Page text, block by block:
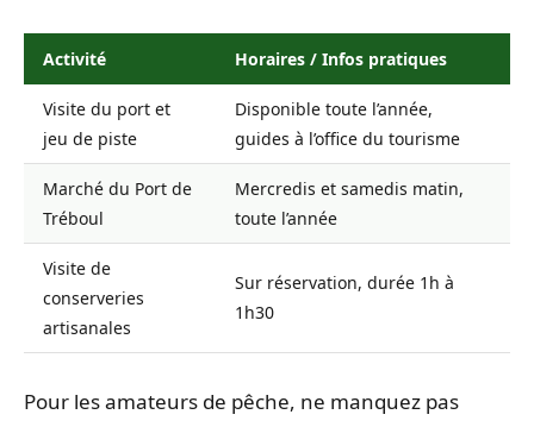
Activité Horaires / Infos pratiques
Visite du port et
jeu de piste
Disponible toute l’année,
guides à l’office du tourisme
Marché du Port de
Tréboul
Mercredis et samedis matin,
toute l’année
Visite de
conserveries
artisanales
Sur réservation, durée 1h à
1h30
Pour les amateurs de pêche, ne manquez pas